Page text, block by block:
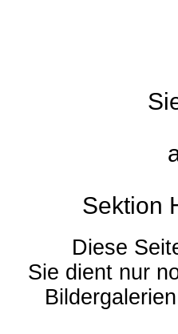
Sektion
Diese
Sie dient nur